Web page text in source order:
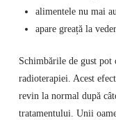
alimentele nu mai
apare greață la
Schimbările de gust pot
radioterapiei. Acest
revin la normal după
tratamentului. Unii